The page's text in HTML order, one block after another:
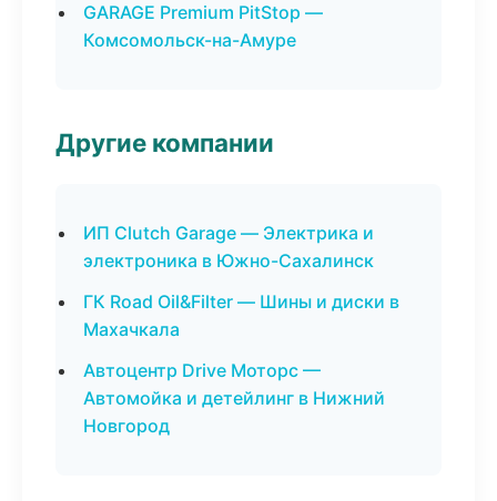
GARAGE Premium PitStop —
Комсомольск-на-Амуре
Другие компании
ИП Clutch Garage — Электрика и
электроника в Южно-Сахалинск
ГК Road Oil&Filter — Шины и диски в
Махачкала
Автоцентр Drive Моторс —
Автомойка и детейлинг в Нижний
Новгород